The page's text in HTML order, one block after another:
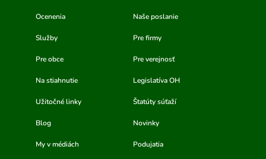
Ocenenia Naše poslanie
Služby Pre firmy
Pre obce Pre verejnosť
Na stiahnutie Legislatíva OH
Užitočné linky Štatúty súťaží
Blog Novinky
My v médiách Podujatia